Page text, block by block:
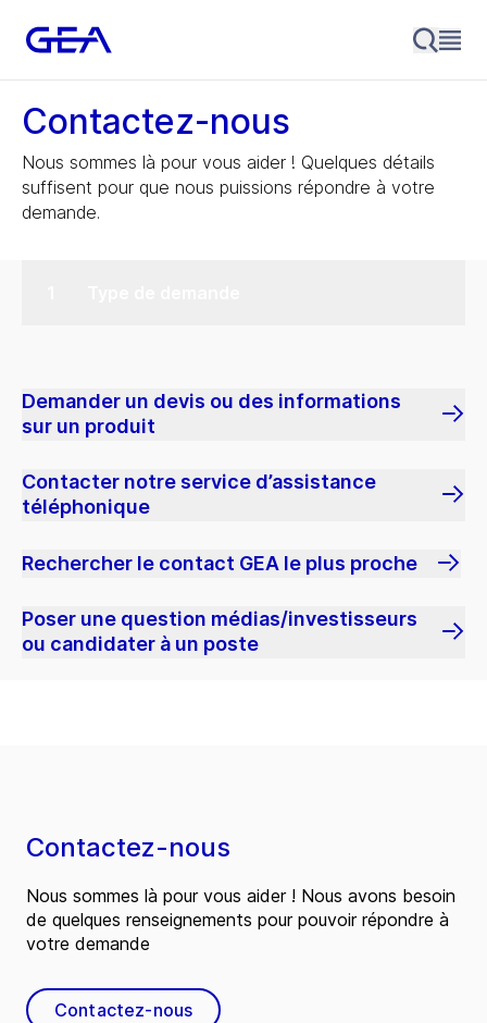
Contactez-nous
Nous sommes là pour vous aider ! Quelques détails
suffisent pour que nous puissions répondre à votre
demande.
Demander un devis ou des informations
sur un produit
Contacter notre service d’assistance
téléphonique
Rechercher le contact GEA le plus proche
Poser une question médias/investisseurs
ou candidater à un poste
Contactez-nous
Nous sommes là pour vous aider ! Nous avons besoin
de quelques renseignements pour pouvoir répondre à
votre demande
Contactez-nous